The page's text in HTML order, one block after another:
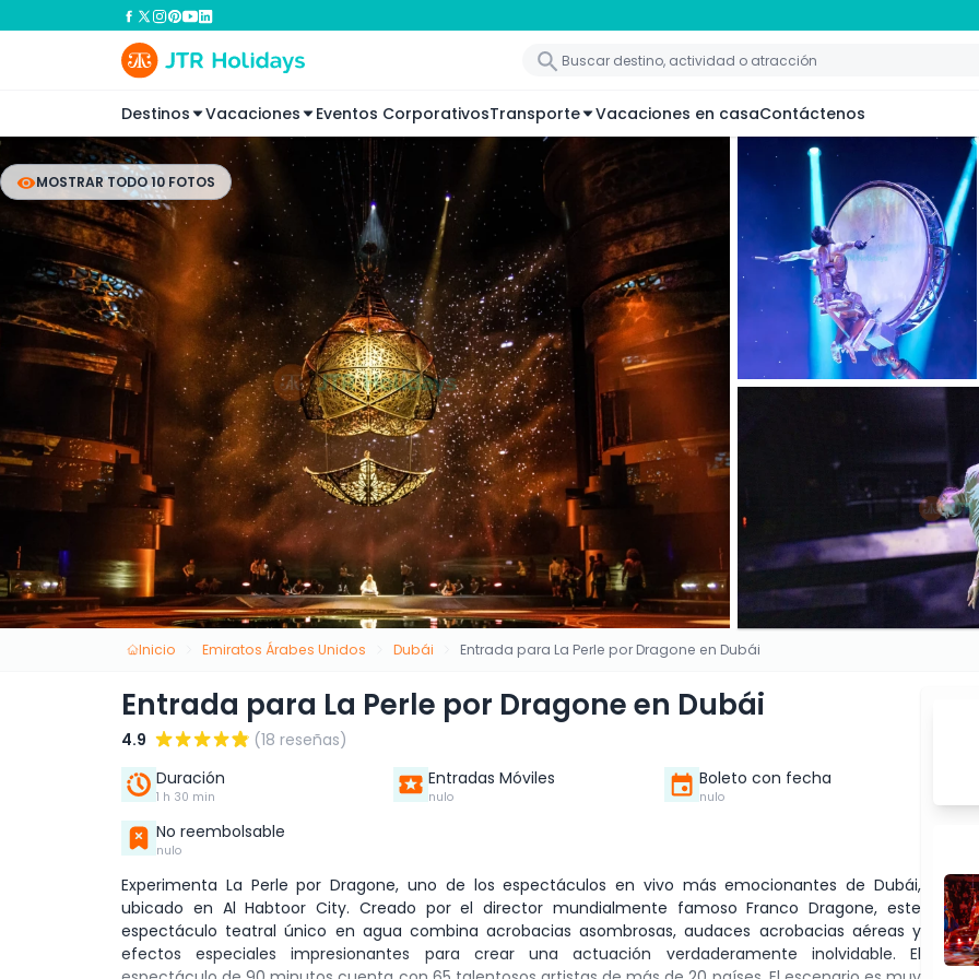
Destinos Vacaciones Eventos CorporativosTransporte Vacaciones en casaContáctenos
MOSTRAR TODO 10 FOTOS
Inicio Emiratos Árabes Unidos Dubái Entrada para La Perle por Dragone en Dubái
Entrada para La Perle por Dragone en Dubái
4.9
(18 reseñas)
Duración
1 h 30 min
Entradas Móviles
nulo
Boleto con fecha
nulo
No reembolsable
nulo
Experimenta La Perle por Dragone, uno de los espectáculos en vivo más emocionantes de Dubái,
ubicado en Al Habtoor City. Creado por el director mundialmente famoso Franco Dragone, este
espectáculo teatral único en agua combina acrobacias asombrosas, audaces acrobacias aéreas y
efectos especiales impresionantes para crear una actuación verdaderamente inolvidable. El